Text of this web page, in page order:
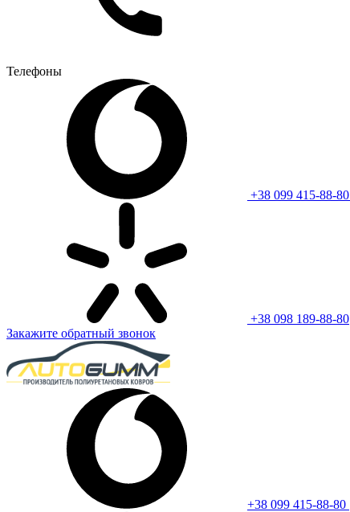
Телефоны
+38 099 415-88-80
+38 098 189-88-80
Закажите обратный звонок
+38 099 415-88-80